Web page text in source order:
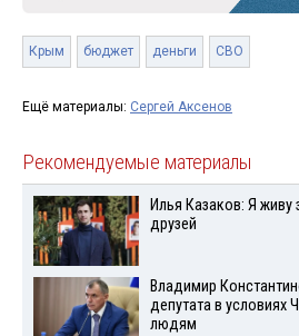
Крым бюджет деньги СВО
Ещё материалы: Сергей Аксенов
Рекомендуемые материалы
Илья Казаков: Я живу
друзей
Владимир
депутата в условиях
людям